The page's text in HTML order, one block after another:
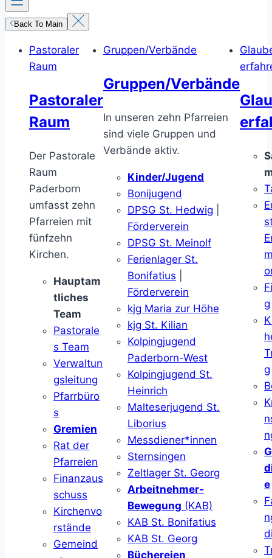
Back To Main
Pastoraler
Raum
Pastoraler
Raum
Der Pastorale
Raum
Paderborn
umfasst zehn
Pfarreien mit
fünfzehn
Kirchen.
Hauptam
tliches
Team
Pastorale
s Team
Verwaltun
gsleitung
Pfarrbüro
s
Gremien
Rat der
Pfarreien
Finanzaus
schuss
Kirchenvo
rstände
Gemeind
Gruppen/Verbände
Gruppen/Verbände
In unseren zehn Pfarreien
sind viele Gruppen und
Verbände aktiv.
Kinder/Jugend
Bonijugend
DPSG St. Hedwig
Förderverein
DPSG St. Meinolf
Ferienlager St.
Bonifatius
Förderverein
kjg Maria zur Höhe
kjg St. Kilian
Kolpingjugend
Paderborn-West
Kolpingjugend St.
Heinrich
Malteserjugend St.
Liborius
Messdiener*innen
Sternsingen
Zeltlager St. Georg
Arbeitnehmer-
Bewegung (KAB)
KAB St. Bonifatius
KAB St. Georg
Büchereien
g
g
e